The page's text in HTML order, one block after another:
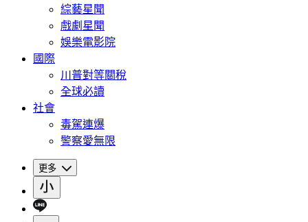
綜藝星聞
戲劇星聞
娛樂電影院
國際
川普對等關稅
全球必讀
社會
毒駕連爆
警察愛無限
更多